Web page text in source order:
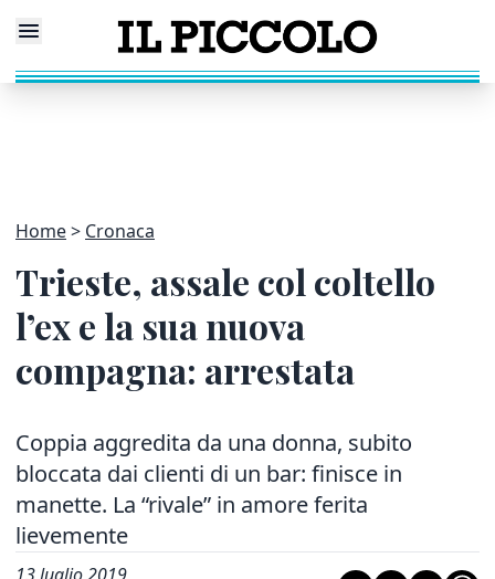
Home Cronaca
Trieste, assale col coltello
l’ex e la sua nuova
compagna: arrestata
Coppia aggredita da una donna, subito
bloccata dai clienti di un bar: finisce in
manette. La “rivale” in amore ferita
lievemente